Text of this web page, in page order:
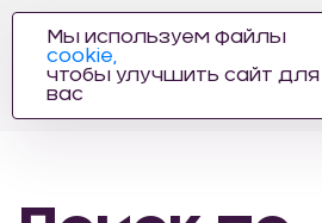
Мы используем файлы
cookie,
чтобы улучшить сайт для
вас